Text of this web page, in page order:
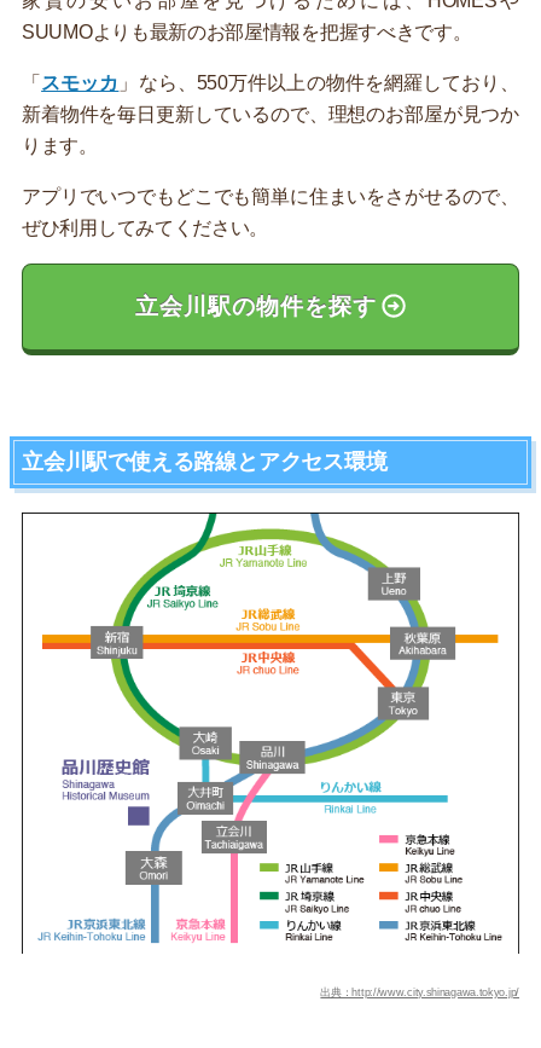
SUUMOよりも最新のお部屋情報を把握すべきです。
「 スモッカ 」なら、550万件以上の物件を網羅しており、
新着物件を毎日更新しているので、理想のお部屋が見つか
ります。
アプリでいつでもどこでも簡単に住まいをさがせるので、
ぜひ利用してみてください。
立会川駅の物件を探す
立会川駅で使える路線とアクセス環境
出典：http://www.city.shinagawa.tokyo.jp/